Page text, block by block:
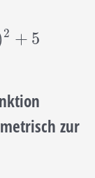
2 + 5
(−x) 2+
zur